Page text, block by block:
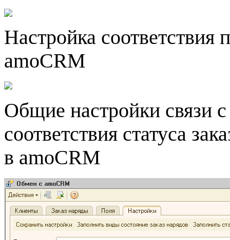
Настройка соответствия
amoCRM
Общие настройки связи
соответствия статуса
в amoCRM